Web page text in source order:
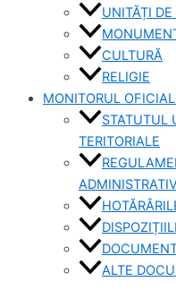
UNITĂȚI
CULTURĂ
RELIGIE
MONITORUL
STATUTUL
TERITORIALE
ALTE